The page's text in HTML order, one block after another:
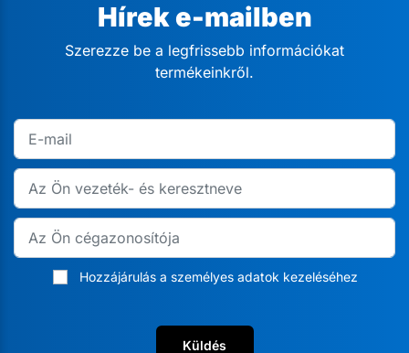
Hírek e-mailben
Szerezze be a legfrissebb információkat
termékeinkről.
Hozzájárulás a személyes adatok kezeléséhez
Küldés